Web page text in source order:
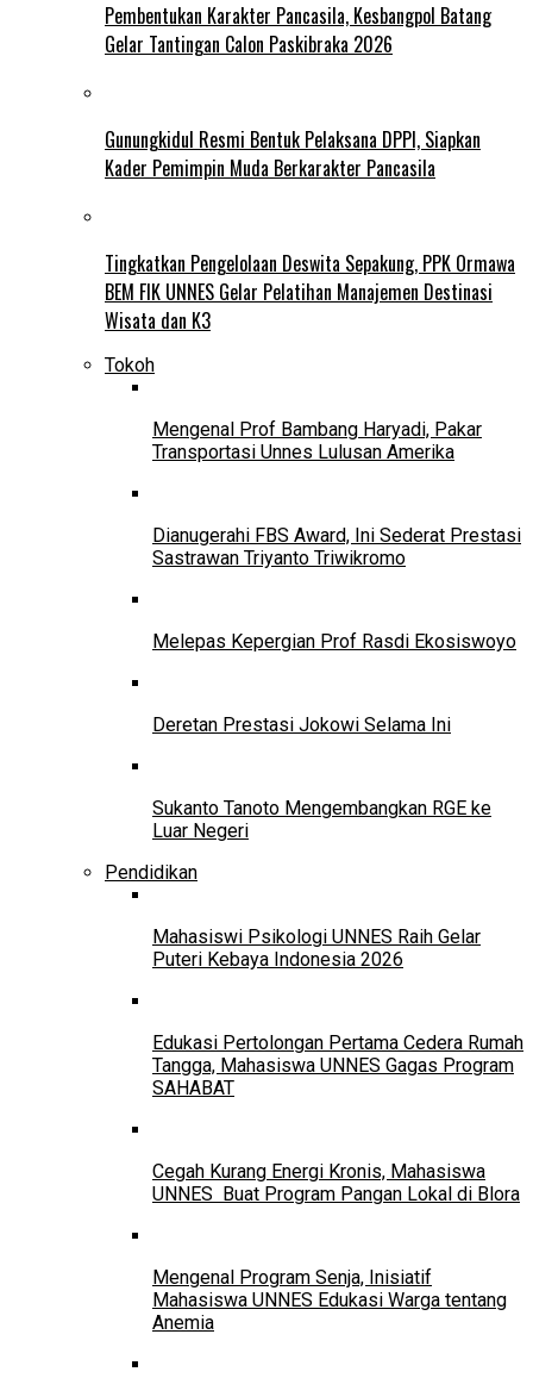
Pembentukan Karakter Pancasila, Kesbangpol Batang
Gelar Tantingan Calon Paskibraka 2026
Gunungkidul Resmi Bentuk Pelaksana DPPI, Siapkan
Kader Pemimpin Muda Berkarakter Pancasila
Tingkatkan Pengelolaan Deswita Sepakung, PPK Ormawa
BEM FIK UNNES Gelar Pelatihan Manajemen Destinasi
Wisata dan K3
Tokoh
Mengenal Prof Bambang Haryadi, Pakar
Transportasi Unnes Lulusan Amerika
Dianugerahi FBS Award, Ini Sederat Prestasi
Sastrawan Triyanto Triwikromo
Melepas Kepergian Prof Rasdi Ekosiswoyo
Deretan Prestasi Jokowi Selama Ini
Sukanto Tanoto Mengembangkan RGE ke
Luar Negeri
Pendidikan
Mahasiswi Psikologi UNNES Raih Gelar
Puteri Kebaya Indonesia 2026
Edukasi Pertolongan Pertama Cedera Rumah
Tangga, Mahasiswa UNNES Gagas Program
SAHABAT
Cegah Kurang Energi Kronis, Mahasiswa
UNNES Buat Program Pangan Lokal di Blora
Mengenal Program Senja, Inisiatif
Mahasiswa UNNES Edukasi Warga tentang
Anemia